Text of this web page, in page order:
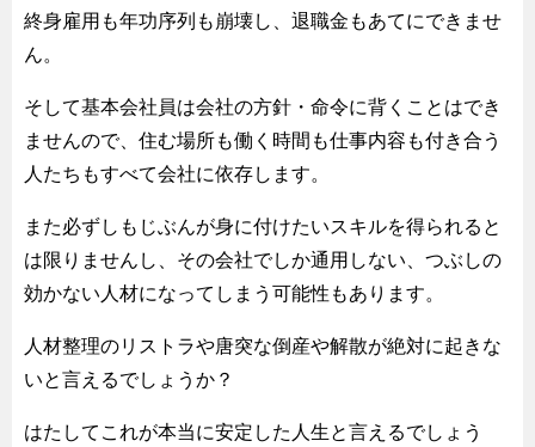
終身雇用も年功序列も崩壊し、退職金もあてにできませ
ん。
そして基本会社員は会社の方針・命令に背くことはでき
ませんので、住む場所も働く時間も仕事内容も付き合う
人たちもすべて会社に依存します。
また必ずしもじぶんが身に付けたいスキルを得られると
は限りませんし、その会社でしか通用しない、つぶしの
効かない人材になってしまう可能性もあります。
人材整理のリストラや唐突な倒産や解散が絶対に起きな
いと言えるでしょうか？
はたしてこれが本当に安定した人生と言えるでしょう